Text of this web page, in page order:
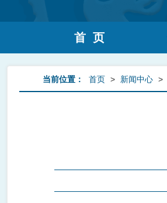
首 页
当前位置： 首页 > 新闻中心 >